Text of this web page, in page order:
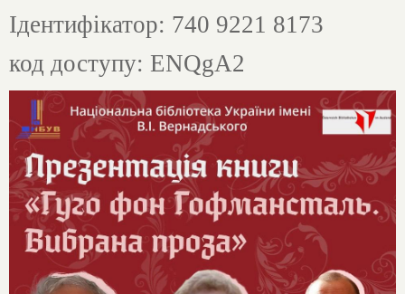
Ідентифікатор: 740 9221 8173
код доступу: ENQgA2